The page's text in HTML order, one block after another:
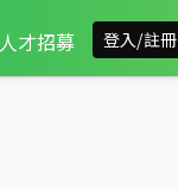
人才招募 登入/註冊